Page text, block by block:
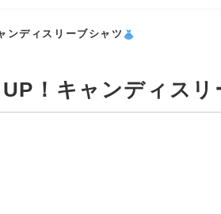
ンディスリーブシャツ
！キャンディスリ